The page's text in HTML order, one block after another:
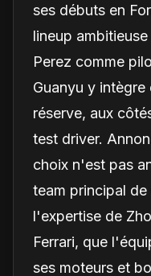
ses débuts en
lineup
Perez comme
Guanyu y
réserve, aux
test driver.
choix n'est pas
team principal
l'expertise de
Ferrari, que
ses moteurs et